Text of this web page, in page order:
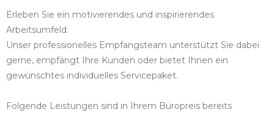
Erleben Sie ein motivierendes und inspirierendes
Arbeitsumfeld.
Unser professionelles Empfangsteam unterstützt Sie dabei
gerne, empfängt Ihre Kunden oder bietet Ihnen ein
gewünschtes individuelles Servicepaket.
Folgende Leistungen sind in Ihrem Büropreis bereits